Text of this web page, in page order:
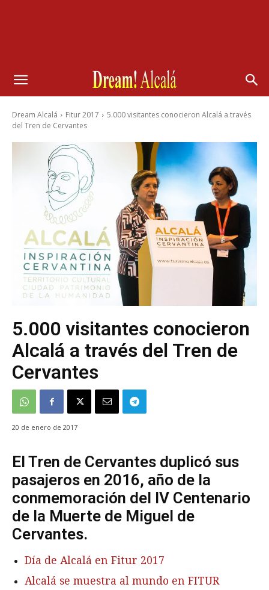
Dream Alcalá Fitur 2017
5.000 visitantes conocieron Alcalá a través
del Tren de Cervantes
5.000 visitantes conocieron
Alcalá a través del Tren de
Cervantes
20 de enero de 2017
El Tren de Cervantes duplicó sus
pasajeros en 2016, año de la
conmemoración del IV Centenario
de la Muerte de Miguel de
Cervantes.
Día de Alcalá en Fitur 2017
Alcalá se muestra al mundo en FITUR